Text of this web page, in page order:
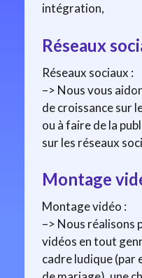
intégration,
Réseaux
Réseaux sociaux :
–> Nous vous
de croissance sur
ou à faire de la
sur les réseaux
Montage
Montage vidéo :
–> Nous réalisons
vidéos en tout
cadre ludique (par